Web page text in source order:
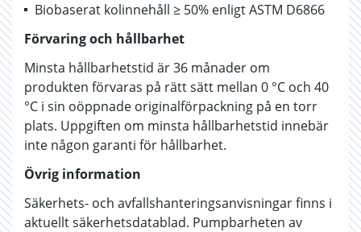
Biobaserat kolinnehåll ≥ 50% enligt ASTM D6866
Förvaring och hållbarhet
Minsta hållbarhetstid är 36 månader om
produkten förvaras på rätt sätt mellan 0 °C och 40
°C i sin oöppnade originalförpackning på en torr
plats. Uppgiften om minsta hållbarhetstid innebär
inte någon garanti för hållbarhet.
Övrig information
Säkerhets- och avfallshanteringsanvisningar finns i
aktuellt säkerhetsdatablad. Pumpbarheten av